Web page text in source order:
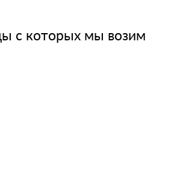
с которых мы возим